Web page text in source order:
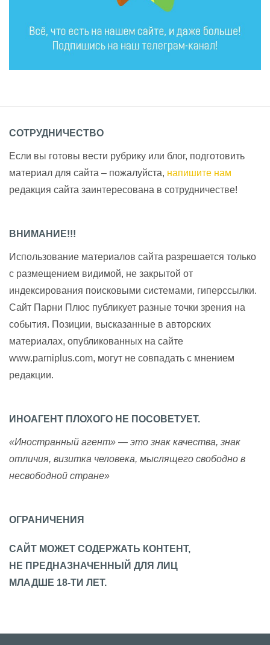
СОТРУДНИЧЕСТВО
Если вы готовы вести рубрику или блог, подготовить
материал для сайта – пожалуйста, напишите нам
редакция сайта заинтересована в сотрудничестве!
ВНИМАНИЕ!!!
Использование материалов сайта разрешается только
с размещением видимой, не закрытой от
индексирования поисковыми системами, гиперссылки.
Сайт Парни Плюс публикует разные точки зрения на
события. Позиции, высказанные в авторских
материалах, опубликованных на сайте
www.parniplus.com, могут не совпадать с мнением
редакции.
ИНОАГЕНТ ПЛОХОГО НЕ ПОСОВЕТУЕТ.
«Иностранный агент» — это знак качества, знак
отличия, визитка человека, мыслящего свободно в
несвободной стране»
ОГРАНИЧЕНИЯ
САЙТ МОЖЕТ СОДЕРЖАТЬ КОНТЕНТ,
НЕ ПРЕДНАЗНАЧЕННЫЙ ДЛЯ ЛИЦ
МЛАДШЕ 18-ТИ ЛЕТ.